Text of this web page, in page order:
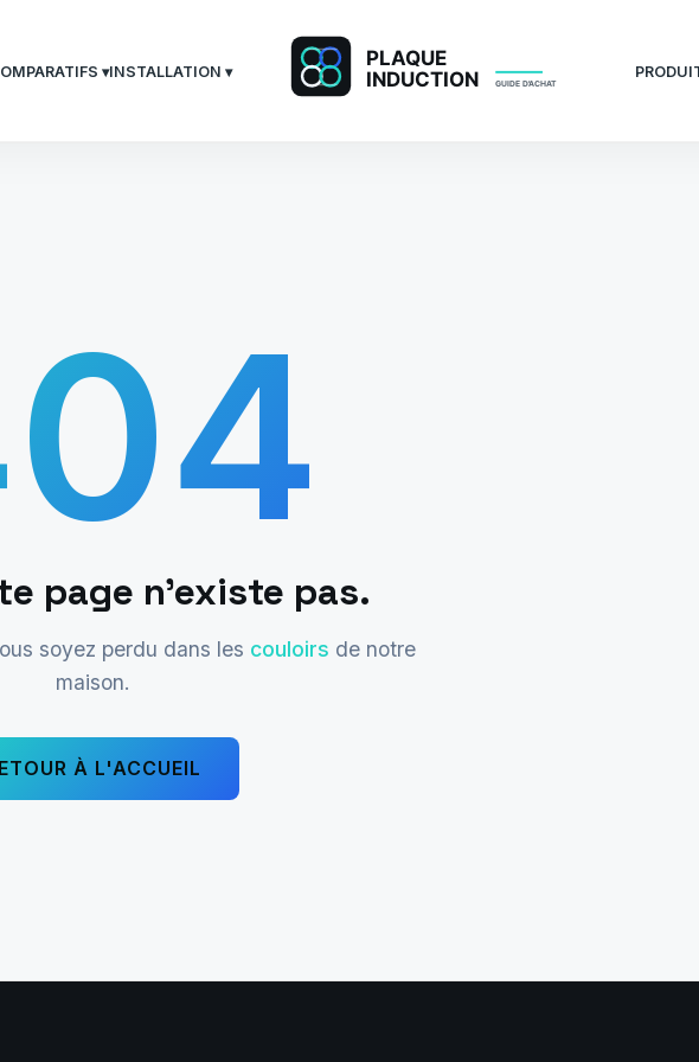
▾INSTALLATION ▾
page n'existe pas.
soyez perdu dans les couloirs de notre
maison.
À L'ACCUEIL